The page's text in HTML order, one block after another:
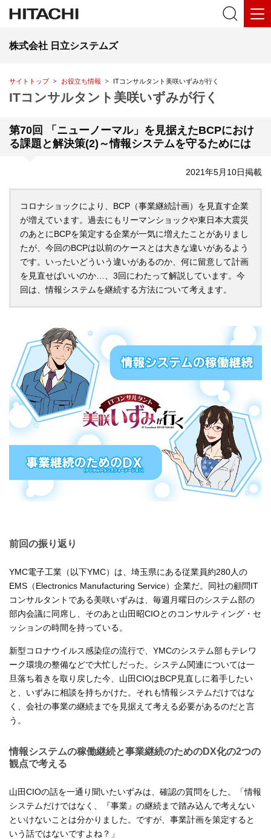
株式会社 日立システムズ
サイトトップ お役立ち情報 ITコンサルタント美咲いずみが行く
ITコンサルタント美咲いずみが行く
第70回 「ニューノーマル」を見据えたBCPにおけ
る課題と解決策(2)～情報システムを守るためには
2021年5月10日掲載
コロナショックにより、BCP（事業継続計画）を見直す企業
が増えています。過去にもリーマンショックや東日本大震災
のあとにBCPを策定する企業が一気に増えたことがありまし
たが、今回のBCPは以前のケースとは大きな違いがあるよう
です。いったいどういう違いがあるのか、何に留意して計画
を見直せばいいのか…、3回にわたって解説しています。今
回は、情報システムを継続する方法について考えます。
前回の振り返り
YMC電子工業（以下YMC）は、埼玉県にある従業員約280人の
EMS（Electronics Manufacturing Service）企業だ。同社の顧問IT
コンサルタントである美咲いずみは、毎週月曜日のシステム部の
部内会議に同席し、そのあと山田昭CIOとのコンサルティング・セ
ッションの時間を持っている。
新型コロナウイルス感染症の流行で、YMCのシステム部もテレワ
ーク環境の整備などで大忙しだった。システム関連については一
旦落ち着きを取り戻した今、山田CIOはBCP見直しに着手したい
と、いずみに相談を持ちかけた。それも情報システムだけではな
く、会社の事業の継続までを見据えて考える必要があるのだと言
う。
情報システムの稼働継続と事業継続のためのDX化の2つの
観点で考える
山田CIOの話を一通り聞いたいずみは、確認の質問をした。「情報
システムだけではなく、『事業』の継続まで踏み込んで考えない
といけないことは分かりました。ですが、事業計画を策定すると
いう話ではないですよね？」